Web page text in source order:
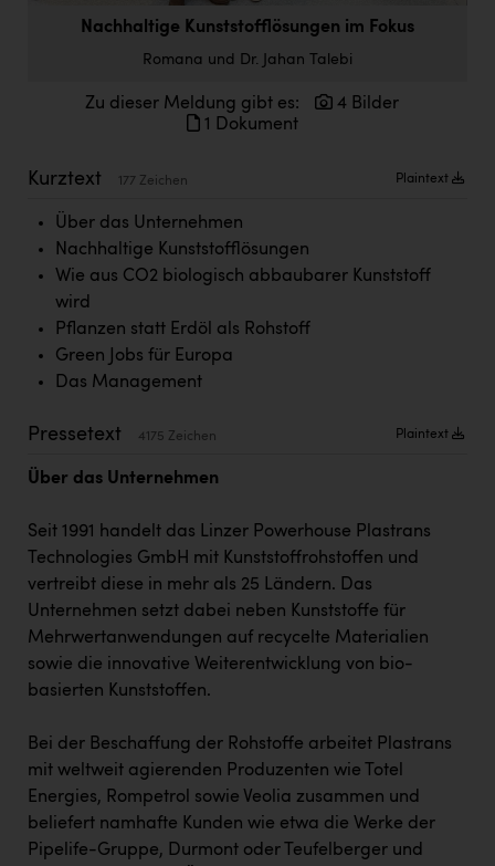
Doppler Gruppe
everfield
Fristads Austria
HIG Infomotion Group
IFE Austria GmbH
Immotech
INTERSPAR
INTERSPORT Austria
Jesolo
Jane Goodall Institute Austria
Karin Liedl
KEBA
KIWI Kinderwunsch Institut Dr. Loimer
KLIPP Frisör
Kremsmüller Anlagenbau GmbH
Maximarkt
Nachhaltige Kunststofflösungen im Fokus
Romana und Dr. Jahan Talebi
Zu dieser Meldung gibt es:
4 Bilder
1 Dokument
Kurztext 177 Zeichen Plaintext
Über das Unternehmen
Nachhaltige Kunststofflösungen
Wie aus CO2 biologisch abbaubarer Kunststoff
wird
Pflanzen statt Erdöl als Rohstoff
Green Jobs für Europa
Das Management
Pressetext 4175 Zeichen Plaintext
Über das Unternehmen
Seit 1991 handelt das Linzer Powerhouse Plastrans
Technologies GmbH mit Kunststoffrohstoffen und
vertreibt diese in mehr als 25 Ländern. Das
Unternehmen setzt dabei neben Kunststoffe für
Mehrwertanwendungen auf recycelte Materialien
sowie die innovative Weiterentwicklung von bio-
basierten Kunststoffen.
Bei der Beschaffung der Rohstoffe arbeitet Plastrans
mit weltweit agierenden Produzenten wie Totel
Energies, Rompetrol sowie Veolia zusammen und
beliefert namhafte Kunden wie etwa die Werke der
Pipelife-Gruppe, Durmont oder Teufelberger und